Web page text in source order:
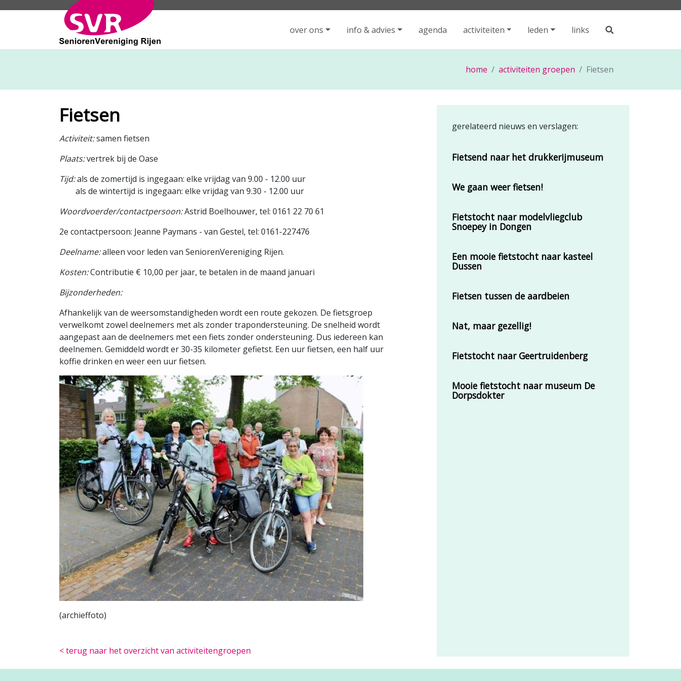
over ons info & advies agenda activiteiten leden links
home activiteiten groepen Fietsen
Fietsen
Activiteit:samen fietsen
Plaats:vertrek bij de Oase
Tijd:als de zomertijd is ingegaan: elke vrijdag van 9.00 - 12.00 uur
als de wintertijd is ingegaan: elke vrijdag van 9.30 - 12.00 uur
Woordvoerder/contactpersoon:Astrid Boelhouwer, tel: 0161 22 70 61
2e contactpersoon: Jeanne Paymans - van Gestel, tel: 0161-227476
Deelname:alleen voor leden van SeniorenVereniging Rijen.
Kosten:Contributie € 10,00 per jaar, te betalen in de maand januari
Bijzonderheden:
Afhankelijk van de weersomstandigheden wordt een route gekozen. De fietsgroep
verwelkomt zowel deelnemers met als zonder trapondersteuning. De snelheid wordt
aangepast aan de deelnemers met een fiets zonder ondersteuning. Dus iedereen kan
deelnemen. Gemiddeld wordt er 30-35 kilometer gefietst. Een uur fietsen, een half uur
koffie drinken en weer een uur fietsen.
(archieffoto)
< terug naar het overzicht van activiteitengroepen
gerelateerd nieuws en verslagen:
Fietsend naar het drukkerijmuseum
We gaan weer fietsen!
Fietstocht naar modelvliegclub
Snoepey in Dongen
Een mooie fietstocht naar kasteel
Dussen
Fietsen tussen de aardbeien
Nat, maar gezellig!
Fietstocht naar Geertruidenberg
Mooie fietstocht naar museum De
Dorpsdokter